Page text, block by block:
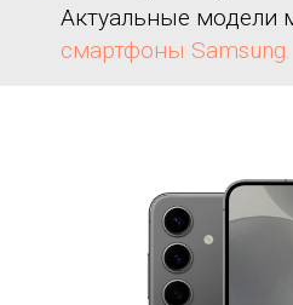
Актуальные модели
смартфоны Samsung.